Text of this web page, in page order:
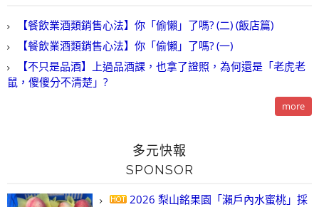
【餐飲業酒類銷售心法】你「偷懶」了嗎? (二) (飯店篇)
【餐飲業酒類銷售心法】你「偷懶」了嗎? (一)
【不只是品酒】上過品酒課，也拿了證照，為何還是「老虎老
鼠，傻傻分不清楚」?
more
多元快報
SPONSOR
2026 梨山銘果園「瀨戶內水蜜桃」採